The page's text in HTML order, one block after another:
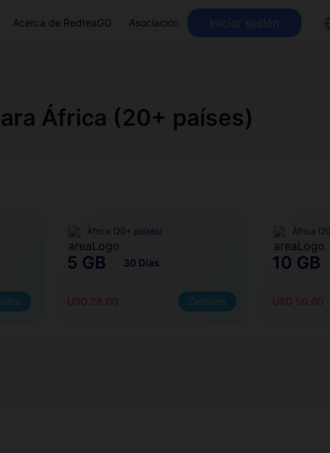
Acerca de RedteaGO Asociación Iniciar sesión
África (20+ países)
África (20+ países)
5 GB 30 Días
USD 28.00 Detalles
África
10 GB
USD 50.00